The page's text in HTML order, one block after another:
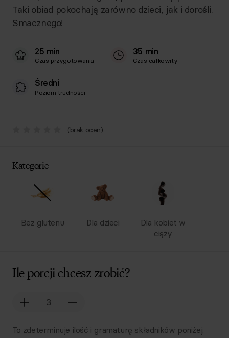
Taki obiad pokochają zarówno dzieci, jak i dorośli.
Smacznego!
25 min
Czas przygotowania
35 min
Czas całkowity
Średni
Poziom trudności
(brak ocen)
Kategorie
Bez glutenu Dla dzieci
Dla kobiet w
ciąży
Ile porcji chcesz zrobić?
To zdeterminuje ilość i gramaturę składników poniżej.